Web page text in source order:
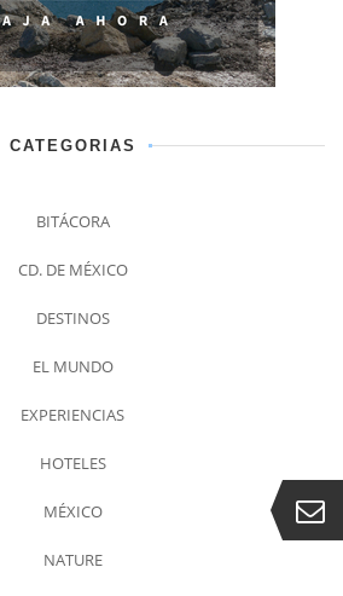
CATEGORIAS
BITÁCORA
CD. DE MÉXICO
DESTINOS
EL MUNDO
EXPERIENCIAS
HOTELES
MÉXICO
NATURE